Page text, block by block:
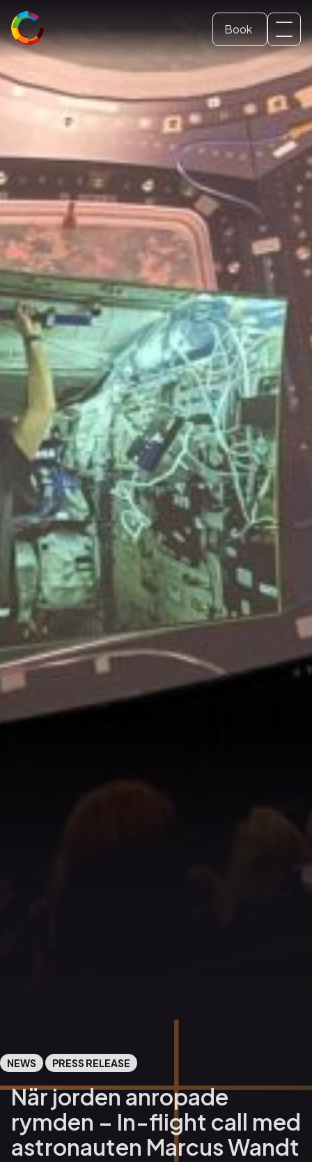
Svenska
English
Book
Dome ticket
School and Education
Conference and event
NEWS PRESS RELEASE
När jorden anropade
rymden – In-flight call med
astronauten Marcus Wandt